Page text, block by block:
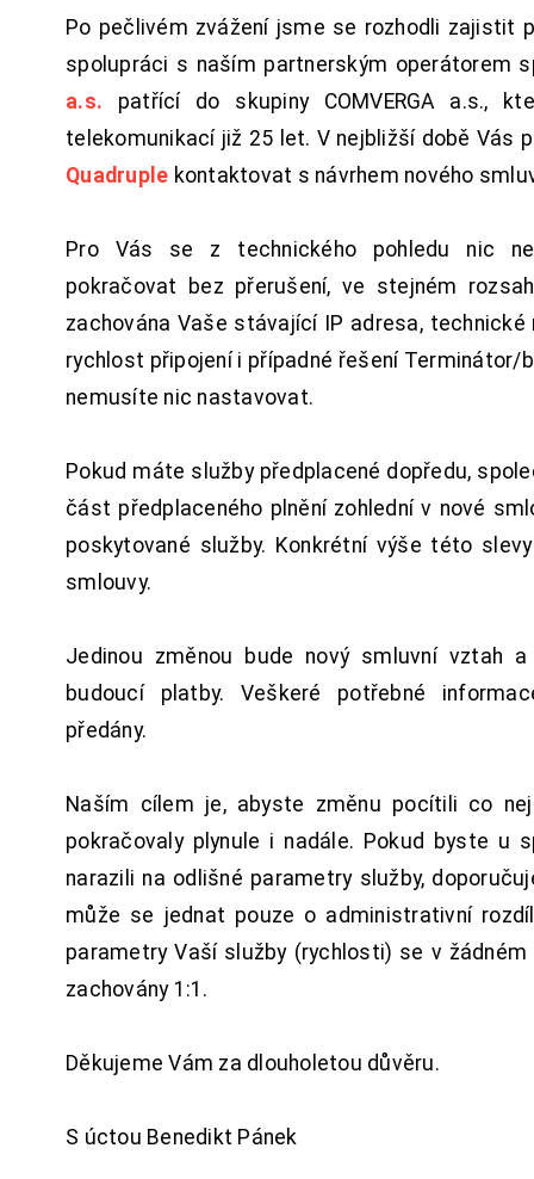
Po pečlivém zvážení jsme se rozhodli zajistit
spolupráci s naším partnerským operátorem
a.s. patřící do skupiny COMVERGA a.s.,
telekomunikací již 25 let. V nejbližší době Vás
Quadruple kontaktovat s návrhem nového
Pro Vás se z technického pohledu nic
pokračovat bez přerušení, ve stejném
zachována Vaše stávající IP adresa, technické
rychlost připojení i případné řešení Terminátor/
nemusíte nic nastavovat.
Pokud máte služby předplacené dopředu,
část předplaceného plnění zohlední v nové
poskytované služby. Konkrétní výše této
smlouvy.
Jedinou změnou bude nový smluvní vztah
budoucí platby. Veškeré potřebné
předány.
Naším cílem je, abyste změnu pocítili co
pokračovaly plynule i nadále. Pokud byste u
narazili na odlišné parametry služby,
může se jednat pouze o administrativní
parametry Vaší služby (rychlosti) se v
zachovány 1:1.
Děkujeme Vám za dlouholetou důvěru.
S úctou Benedikt Pánek